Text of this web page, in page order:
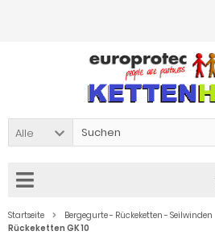
Alle
Startseite Bergegurte - Rückeketten - Seilwinden
Rückeketten GK 10